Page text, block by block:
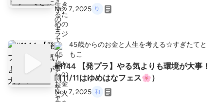
Nov 7, 2025
45歳からのお金と人生を考える☆すぎたてと
もこ
#1144 【発プラ】やる気よりも環境が大事！
（11/11はゆめはなフェス🌸）
Nov 7, 2025